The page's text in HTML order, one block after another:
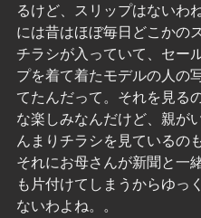
るけど、スリップはないわ
には昔はほぼ毎日どこかの
チラシが入っていて、セー
プを着て着たモデルの人の
てたんだって。それを見る
な楽しみなんだけど、親が
んまりチラシを見ているの
それにお母さんが新聞と一
も片付けてしまうからゆっ
ないわよね。。